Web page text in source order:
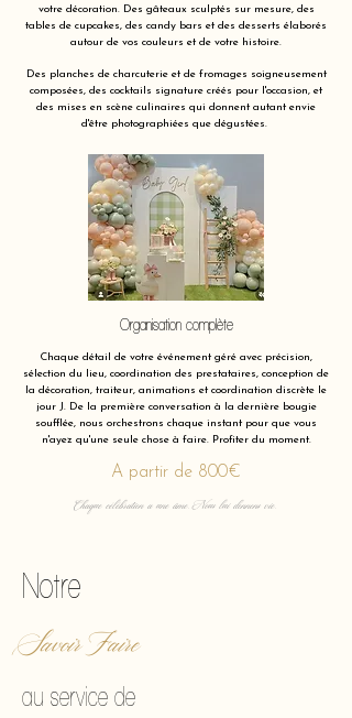
votre décoration. Des gâteaux sculptés sur mesure, des
tables de cupcakes, des candy bars et des desserts élaborés
autour de vos couleurs et de votre histoire.
Des planches de charcuterie et de fromages soigneusement
composées, des cocktails signature créés pour l'occasion, et
des mises en scène culinaires qui donnent autant envie
d'être photographiées que dégustées.
Organisation complète
Chaque détail de votre événement géré avec précision,
sélection du lieu, coordination des prestataires, conception de
la décoration, traiteur, animations et coordination discrète le
jour J. De la première conversation à la dernière bougie
soufflée, nous orchestrons chaque instant pour que vous
n'ayez qu'une seule chose à faire. Profiter du moment.
A partir de 800€
Chaque célébration a une âme. Nous lui donnons vie.
Notre
Savoir Faire
au service de